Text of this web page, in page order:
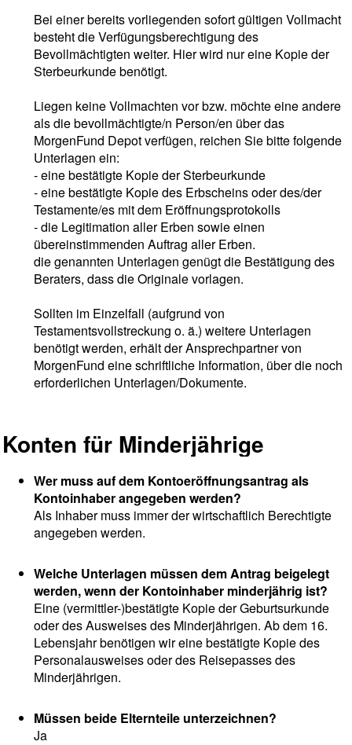
Bei einer bereits vorliegenden sofort gültigen Vollmacht
besteht die Verfügungsberechtigung des
Bevollmächtigten weiter. Hier wird nur eine Kopie der
Sterbeurkunde benötigt.
Liegen keine Vollmachten vor bzw. möchte eine andere
als die bevollmächtigte/n Person/en über das
MorgenFund Depot verfügen, reichen Sie bitte folgende
Unterlagen ein:
- eine bestätigte Kopie der Sterbeurkunde
- eine bestätigte Kopie des Erbscheins oder des/der
Testamente/es mit dem Eröffnungsprotokolls
- die Legitimation aller Erben sowie einen
übereinstimmenden Auftrag aller Erben.
die genannten Unterlagen genügt die Bestätigung des
Beraters, dass die Originale vorlagen.
Sollten im Einzelfall (aufgrund von
Testamentsvollstreckung o. ä.) weitere Unterlagen
benötigt werden, erhält der Ansprechpartner von
MorgenFund eine schriftliche Information, über die noch
erforderlichen Unterlagen/Dokumente.
Konten für Minderjährige
Wer muss auf dem Kontoeröffnungsantrag als
Kontoinhaber angegeben werden?
Als Inhaber muss immer der wirtschaftlich Berechtigte
angegeben werden.
Welche Unterlagen müssen dem Antrag beigelegt
werden, wenn der Kontoinhaber minderjährig ist?
Eine (vermittler-)bestätigte Kopie der Geburtsurkunde
oder des Ausweises des Minderjährigen. Ab dem 16.
Lebensjahr benötigen wir eine bestätigte Kopie des
Personalausweises oder des Reisepasses des
Minderjährigen.
Müssen beide Elternteile unterzeichnen?
Ja